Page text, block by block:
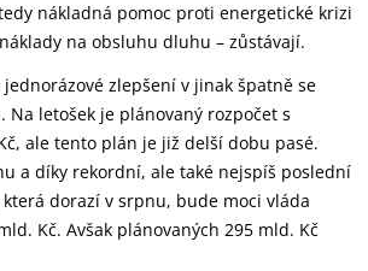
nákladná pomoc proti energetické krizi
na obsluhu dluhu – zůstávají.
zlepšení v jinak špatně se
Na letošek je plánovaný rozpočet s
ale tento plán je již delší dobu pasé.
a díky rekordní, ale také nejspíš poslední
dorazí v srpnu, bude moci vláda
Kč. Avšak plánovaných 295 mld. Kč